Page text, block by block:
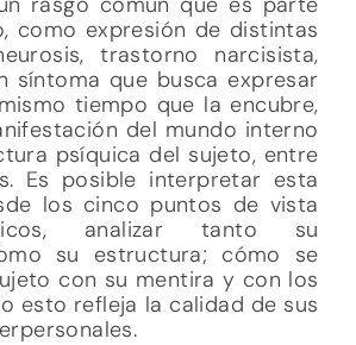
como expresión de distintas
trastorno narcisista,
síntoma que busca expresar
tiempo que la encubre,
del mundo interno
psíquica del sujeto, entre
Es posible interpretar esta
los cinco puntos de vista
analizar tanto su
su estructura; cómo se
con su mentira y con los
esto refleja la calidad de sus